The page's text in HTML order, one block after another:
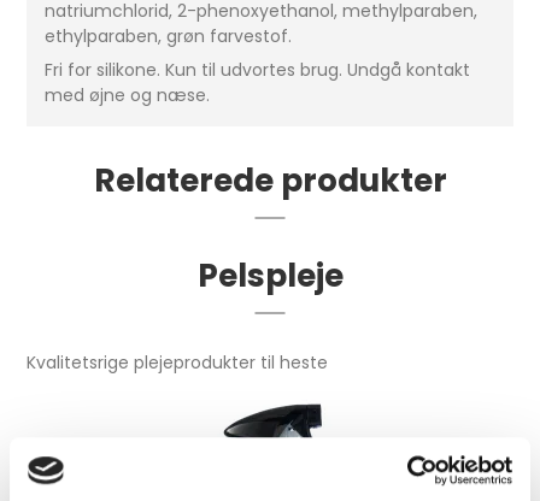
natriumchlorid, 2-phenoxyethanol, methylparaben,
ethylparaben, grøn farvestof.
Fri for silikone. Kun til udvortes brug. Undgå kontakt
med øjne og næse.
Relaterede produkter
Pelspleje
Kvalitetsrige plejeprodukter til heste